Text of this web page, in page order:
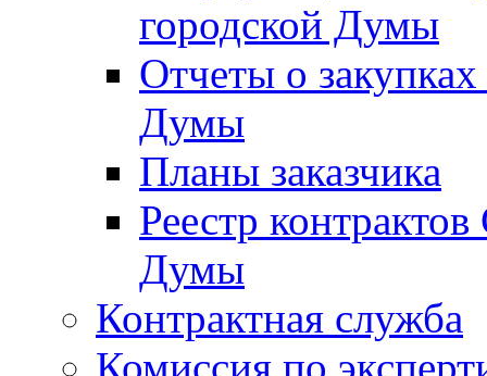
городской Думы
Отчеты о
Думы
Планы заказчика
Реестр
Думы
Контрактная служба